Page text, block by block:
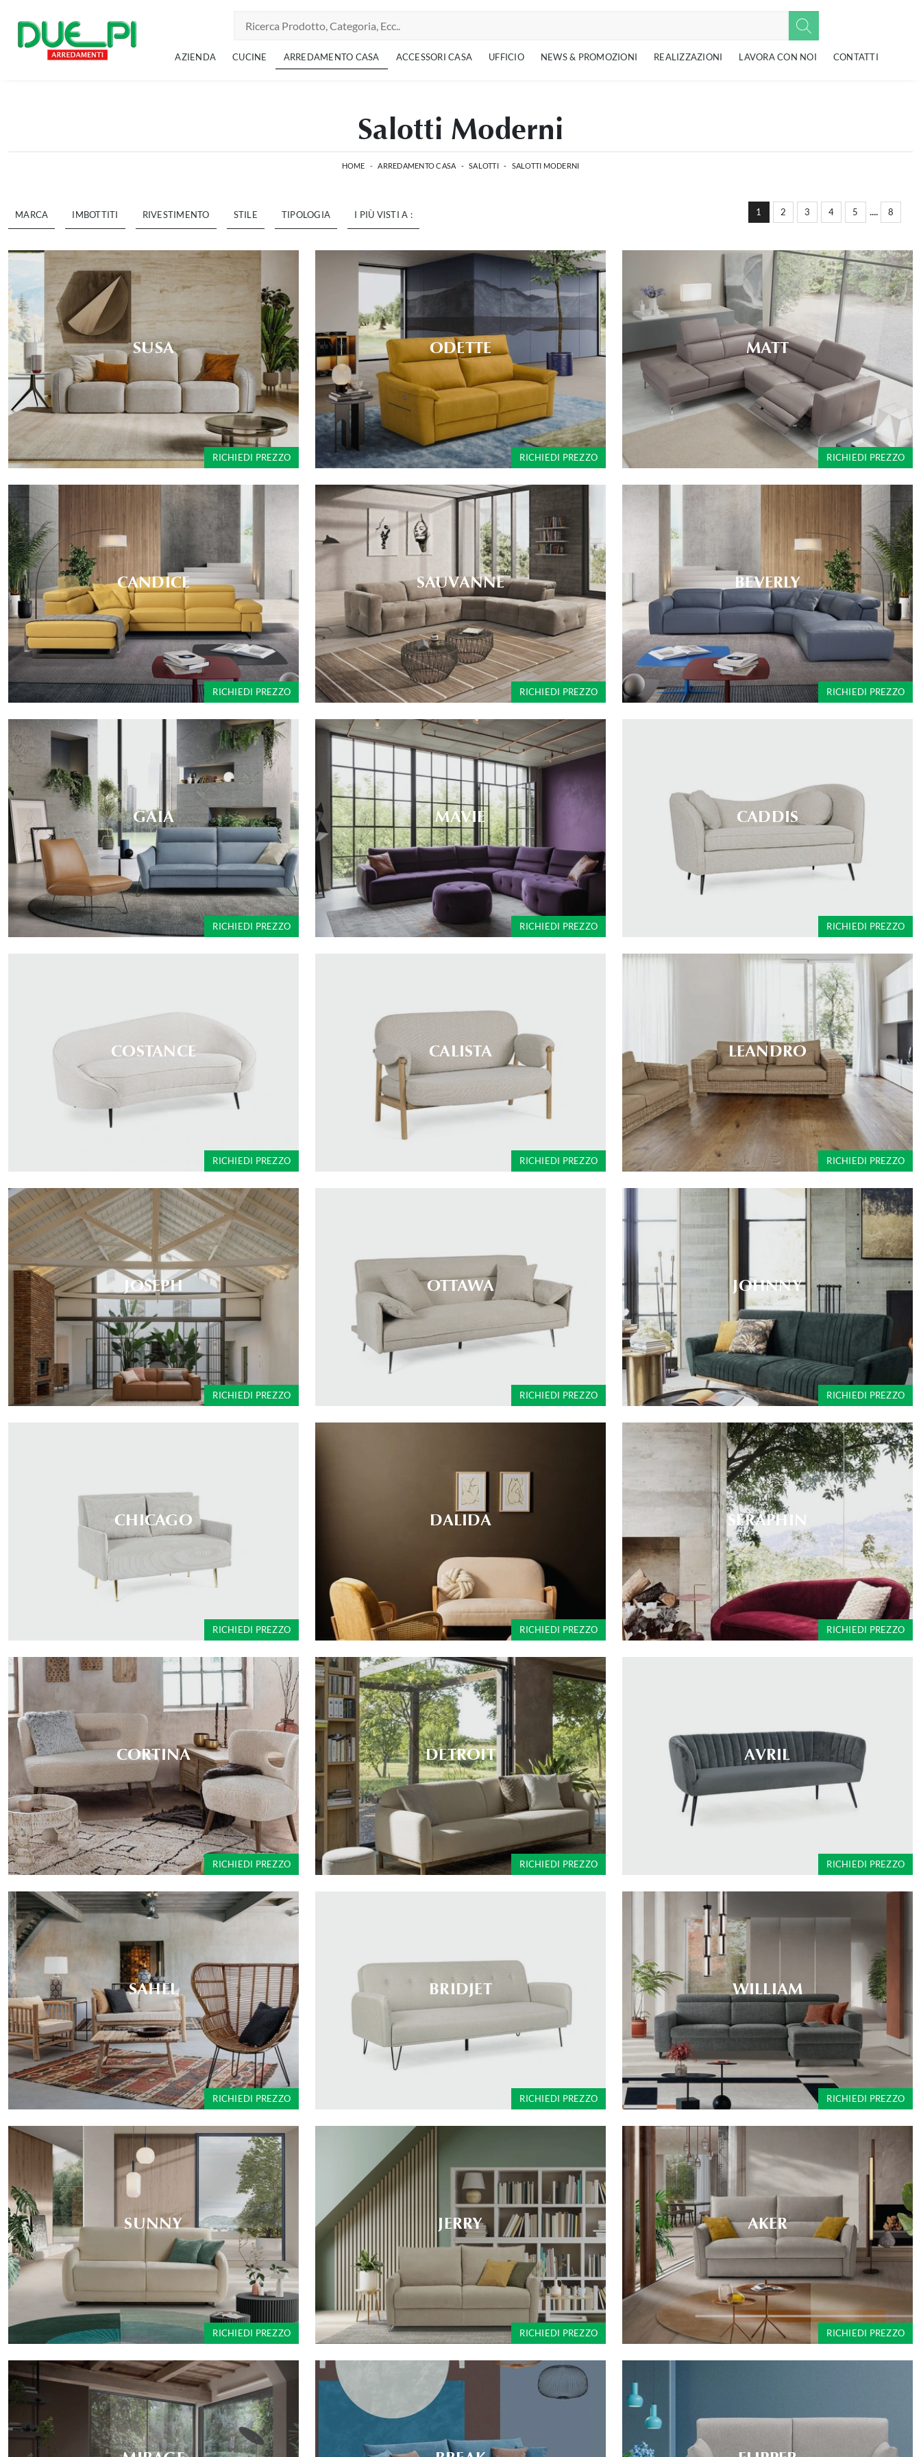
AZIENDA CUCINE ARREDAMENTO CASA ACCESSORI CASA UFFICIO NEWS & PROMOZIONI REALIZZAZIONI LAVORA CON NOI CONTATTI
Salotti Moderni
HOME - ARREDAMENTO CASA - SALOTTI - SALOTTI MODERNI
MARCA IMBOTTITI RIVESTIMENTO STILE TIPOLOGIA I PIÙ VISTI A : 1 2 3 4 5 .... 8
SUSA
RICHIEDI PREZZO
ODETTE
RICHIEDI PREZZO
MATT
RICHIEDI PREZZO
CANDICE
RICHIEDI PREZZO
SAUVANNE
RICHIEDI PREZZO
BEVERLY
RICHIEDI PREZZO
GAIA
RICHIEDI PREZZO
MAVIE
RICHIEDI PREZZO
CADDIS
RICHIEDI PREZZO
COSTANCE
RICHIEDI PREZZO
CALISTA
RICHIEDI PREZZO
LEANDRO
RICHIEDI PREZZO
JOSEPH
RICHIEDI PREZZO
OTTAWA
RICHIEDI PREZZO
JOHNNY
RICHIEDI PREZZO
CHICAGO
RICHIEDI PREZZO
DALIDA
RICHIEDI PREZZO
SERAPHIN
RICHIEDI PREZZO
CORTINA
RICHIEDI PREZZO
DETROIT
RICHIEDI PREZZO
AVRIL
RICHIEDI PREZZO
SAHEL
RICHIEDI PREZZO
BRIDJET
RICHIEDI PREZZO
WILLIAM
RICHIEDI PREZZO
SUNNY
RICHIEDI PREZZO
JERRY
RICHIEDI PREZZO
AKER
RICHIEDI PREZZO